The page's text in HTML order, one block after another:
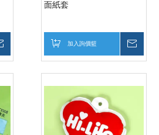
面紙套
加入詢價籃